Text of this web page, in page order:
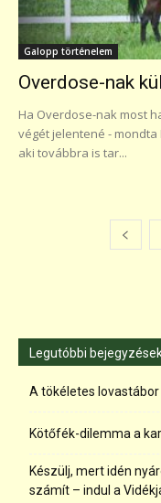
Galopp történelem
Overdose-nak
Ha Overdose-nak most
végét jelentené -
aki továbbra is tar...
Legutóbbi
A tökéletes
Kötőfék-dilemma a
Készülj, mert idén
számít – indul a